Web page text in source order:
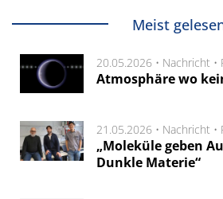
Meist
20.05.2026 • Nachricht •
Atmosphäre wo
21.05.2026 • Nachricht •
„Moleküle geben
Dunkle Materie“